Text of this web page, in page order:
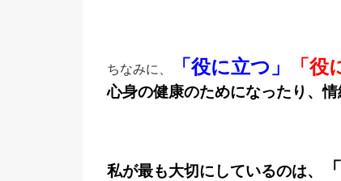
ちなみに、 「役に立つ」 「役
心身の健康のためになったり、
私が最も大切にしているのは、